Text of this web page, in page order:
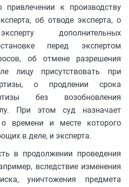
к производству
об отводе эксперта, о
дополнительных
перед экспертом
об отмене разрешения
лицу присутствовать при
о продлении срока
без возобновления
При этом суд назначает
о времени и месте которого
в деле, и эксперта.
в продолжении проведения
вследствие изменения
уничтожения предмета